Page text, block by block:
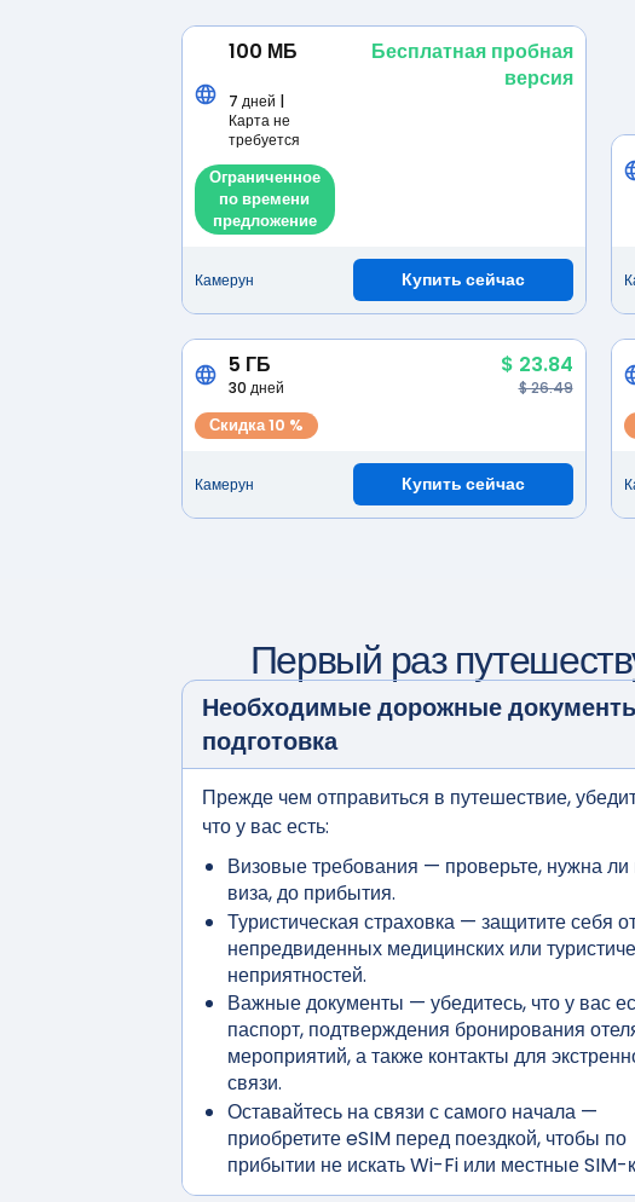
100 МБ
Бесплатная пробная
версия
7 дней |
Карта не
требуется
Ограниченное
по времени
предложение
Камерун Купить сейчас
5 ГБ $ 23.84
30 дней $ 26.49
Скидка 10 %
Камерун Купить сейчас
Первый раз
Необходимые дорожные
подготовка
Прежде чем отправиться в путешествие,
что у вас есть:
Визовые требования — проверьте, нужна
виза, до прибытия.
Туристическая страховка— защитите себя
непредвиденных медицинских или
неприятностей.
Важные документы — убедитесь, что у вас
паспорт, подтверждения бронирования
мероприятий, а также контакты для
связи.
Оставайтесь на связи с самого начала—
приобретите eSIM перед поездкой, чтобы по
прибытии не искать Wi-Fi или местные SIM-